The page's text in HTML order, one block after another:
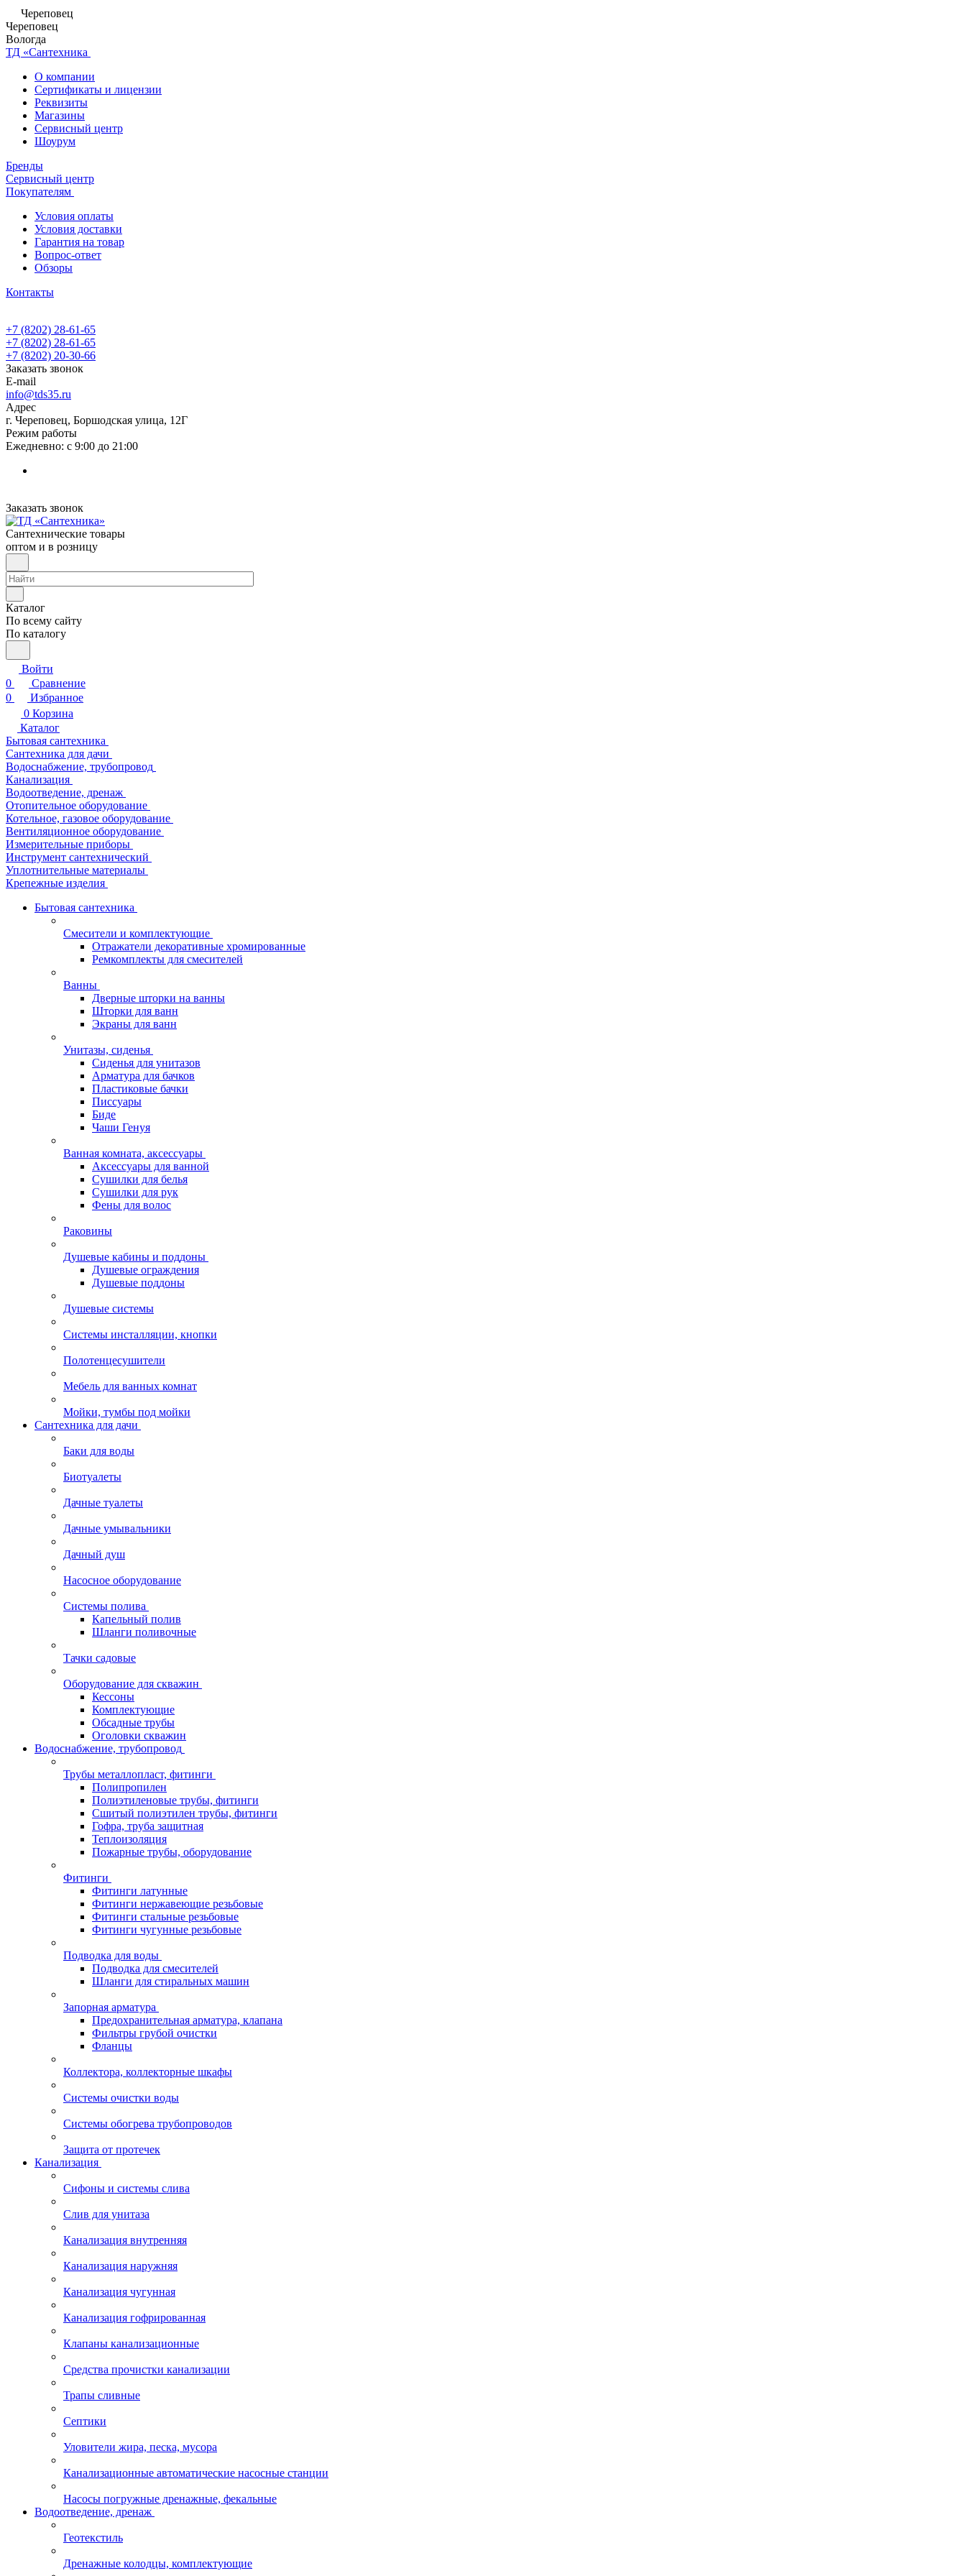
Череповец
Череповец
Вологда
ТД «Сантехника
О компании
Сертификаты и лицензии
Реквизиты
Магазины
Сервисный центр
Шоурум
Бренды
Сервисный центр
Покупателям
Условия оплаты
Условия доставки
Гарантия на товар
Вопрос-ответ
Обзоры
Контакты
+7 (8202) 28‑61-65
+7 (8202) 28‑61-65
+7 (8202) 20‑30-66
Заказать звонок
E-mail
info@tds35.ru
Адрес
г. Череповец, Боршодская улица, 12Г
Режим работы
Ежедневно: с 9:00 до 21:00
Заказать звонок
Сантехнические товары
оптом и в розницу
Каталог
По всему сайту
По каталогу
Войти
0
Сравнение
0
Избранное
0 Корзина
Каталог
Бытовая сантехника
Сантехника для дачи
Водоснабжение, трубопровод
Канализация
Водоотведение, дренаж
Отопительное оборудование
Котельное, газовое оборудование
Вентиляционное оборудование
Измерительные приборы
Инструмент сантехнический
Уплотнительные материалы
Крепежные изделия
Бытовая сантехника
Смесители и комплектующие
Отражатели декоративные хромированные
Ремкомплекты для смесителей
Ванны
Дверные шторки на ванны
Шторки для ванн
Экраны для ванн
Унитазы, сиденья
Сиденья для унитазов
Арматура для бачков
Пластиковые бачки
Писсуары
Биде
Чаши Генуя
Ванная комната, аксессуары
Аксессуары для ванной
Сушилки для белья
Сушилки для рук
Фены для волос
Раковины
Душевые кабины и поддоны
Душевые ограждения
Душевые поддоны
Душевые системы
Системы инсталляции, кнопки
Полотенцесушители
Мебель для ванных комнат
Мойки, тумбы под мойки
Сантехника для дачи
Баки для воды
Биотуалеты
Дачные туалеты
Дачные умывальники
Дачный душ
Насосное оборудование
Системы полива
Капельный полив
Шланги поливочные
Тачки садовые
Оборудование для скважин
Кессоны
Комплектующие
Обсадные трубы
Оголовки скважин
Водоснабжение, трубопровод
Трубы металлопласт, фитинги
Полипропилен
Полиэтиленовые трубы, фитинги
Сшитый полиэтилен трубы, фитинги
Гофра, труба защитная
Теплоизоляция
Пожарные трубы, оборудование
Фитинги
Фитинги латунные
Фитинги нержавеющие резьбовые
Фитинги стальные резьбовые
Фитинги чугунные резьбовые
Подводка для воды
Подводка для смесителей
Шланги для стиральных машин
Запорная арматура
Предохранительная арматура, клапана
Фильтры грубой очистки
Фланцы
Коллектора, коллекторные шкафы
Системы очистки воды
Системы обогрева трубопроводов
Защита от протечек
Канализация
Сифоны и системы слива
Слив для унитаза
Канализация внутренняя
Канализация наружняя
Канализация чугунная
Канализация гофрированная
Клапаны канализационные
Средства прочистки канализации
Трапы сливные
Септики
Уловители жира, песка, мусора
Канализационные автоматические насосные станции
Насосы погружные дренажные, фекальные
Водоотведение, дренаж
Геотекстиль
Дренажные колодцы, комплектующие